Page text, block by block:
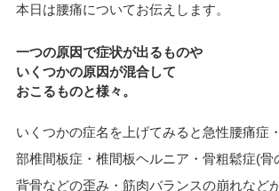
本日は腰痛についてお伝えします。
一つの原因で症状が出るものや
いくつかの原因が混合して
おこるものと様々。
いくつかの症名を上げてみると急性腰痛症
部椎間板症・椎間板ヘルニア・骨粗鬆症(骨
背骨などの歪み・筋肉バランスの崩れなど